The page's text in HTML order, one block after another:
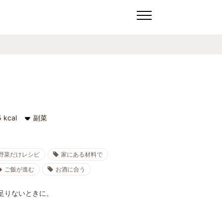
kcal 副菜
菜だけレシピ
家にある材料で
ご飯が進む
お酒に合う
ないときに。